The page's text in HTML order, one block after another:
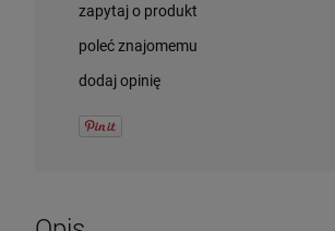
zapytaj o produkt
poleć znajomemu
dodaj opinię